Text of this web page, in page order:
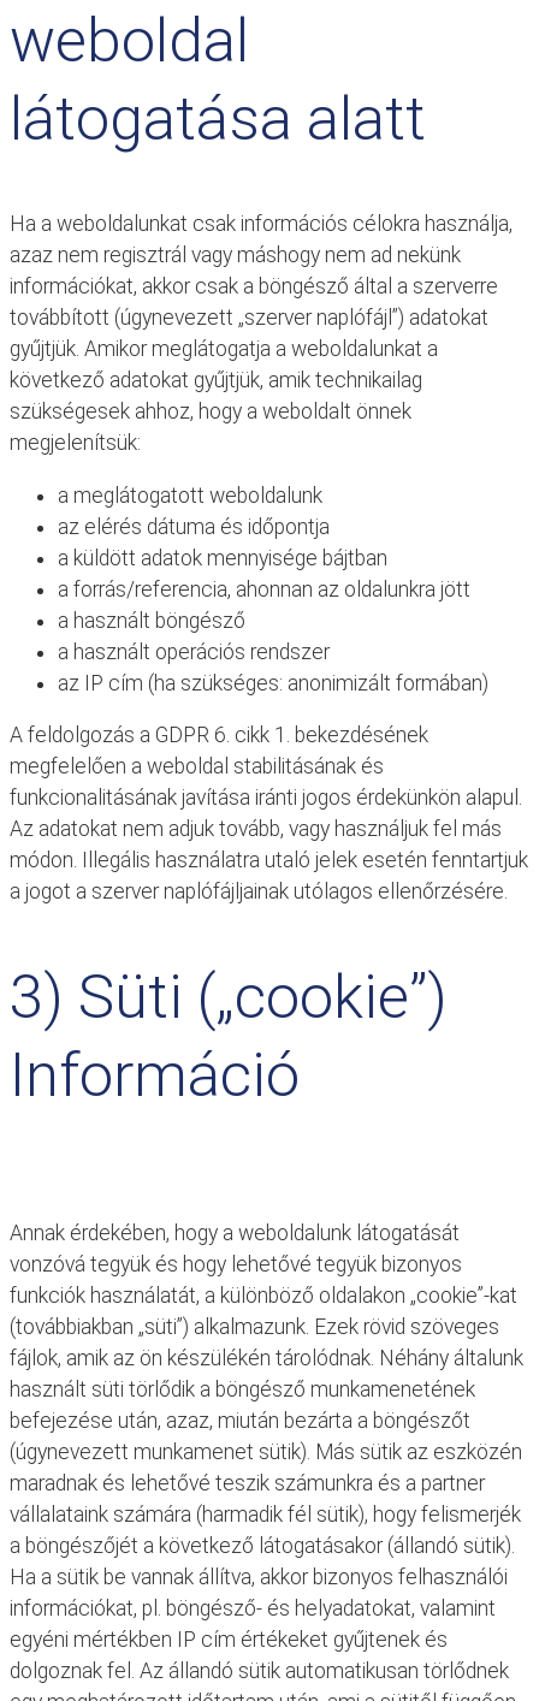
weboldal
látogatása alatt
Ha a weboldalunkat csak információs célokra használja,
azaz nem regisztrál vagy máshogy nem ad nekünk
információkat, akkor csak a böngésző által a szerverre
továbbított (úgynevezett „szerver naplófájl”) adatokat
gyűjtjük. Amikor meglátogatja a weboldalunkat a
következő adatokat gyűjtjük, amik technikailag
szükségesek ahhoz, hogy a weboldalt önnek
megjelenítsük:
a meglátogatott weboldalunk
az elérés dátuma és időpontja
a küldött adatok mennyisége bájtban
a forrás/referencia, ahonnan az oldalunkra jött
a használt böngésző
a használt operációs rendszer
az IP cím (ha szükséges: anonimizált formában)
A feldolgozás a GDPR 6. cikk 1. bekezdésének
megfelelően a weboldal stabilitásának és
funkcionalitásának javítása iránti jogos érdekünkön alapul.
Az adatokat nem adjuk tovább, vagy használjuk fel más
módon. Illegális használatra utaló jelek esetén fenntartjuk
a jogot a szerver naplófájljainak utólagos ellenőrzésére.
3) Süti („cookie”)
Információ
Annak érdekében, hogy a weboldalunk látogatását
vonzóvá tegyük és hogy lehetővé tegyük bizonyos
funkciók használatát, a különböző oldalakon „cookie”-kat
(továbbiakban „süti”) alkalmazunk. Ezek rövid szöveges
fájlok, amik az ön készülékén tárolódnak. Néhány általunk
használt süti törlődik a böngésző munkamenetének
befejezése után, azaz, miután bezárta a böngészőt
(úgynevezett munkamenet sütik). Más sütik az eszközén
maradnak és lehetővé teszik számunkra és a partner
vállalataink számára (harmadik fél sütik), hogy felismerjék
a böngészőjét a következő látogatásakor (állandó sütik).
Ha a sütik be vannak állítva, akkor bizonyos felhasználói
információkat, pl. böngésző- és helyadatokat, valamint
egyéni mértékben IP cím értékeket gyűjtenek és
dolgoznak fel. Az állandó sütik automatikusan törlődnek